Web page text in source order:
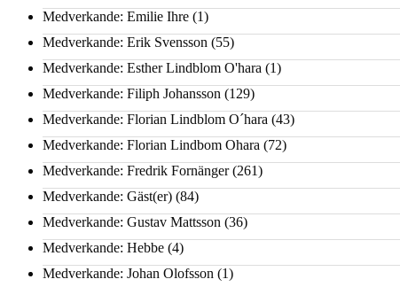
Medverkande: Emilie Ihre (1)
Medverkande: Erik Svensson (55)
Medverkande: Esther Lindblom O'hara (1)
Medverkande: Filiph Johansson (129)
Medverkande: Florian Lindblom O´hara (43)
Medverkande: Florian Lindbom Ohara (72)
Medverkande: Fredrik Fornänger(261)
Medverkande: Gäst(er) (84)
Medverkande: Gustav Mattsson (36)
Medverkande: Hebbe (4)
Medverkande: Johan Olofsson (1)